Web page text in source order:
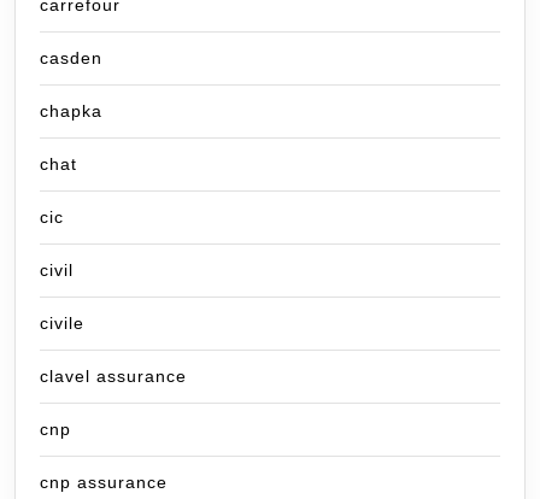
carrefour
casden
chapka
chat
cic
civil
civile
clavel assurance
cnp
cnp assurance